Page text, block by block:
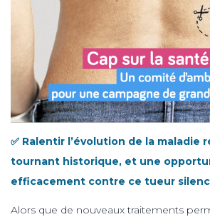
✅ Ralentir l’évolution de la maladie
tournant historique, et une
efficacement contre ce tueur
Alors que de nouveaux traitements